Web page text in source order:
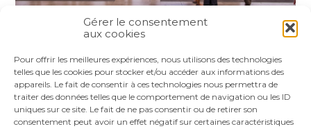
Gérer le consentement
aux cookies
Pour offrir les meilleures expériences, nous utilisons des technologies
telles que les cookies pour stocker et/ou accéder aux informations des
appareils. Le fait de consentir à ces technologies nous permettra de
traiter des données telles que le comportement de navigation ou les ID
uniques sur ce site. Le fait de ne pas consentir ou de retirer son
consentement peut avoir un effet négatif sur certaines caractéristiques
FaceBook
TwitterLinkedIn